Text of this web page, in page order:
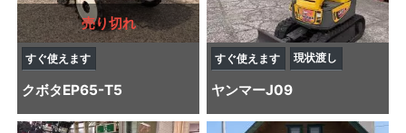
売り切れ
すぐ使えます
クボタEP65-T5
すぐ使えます 現状渡し
ヤンマーJ09